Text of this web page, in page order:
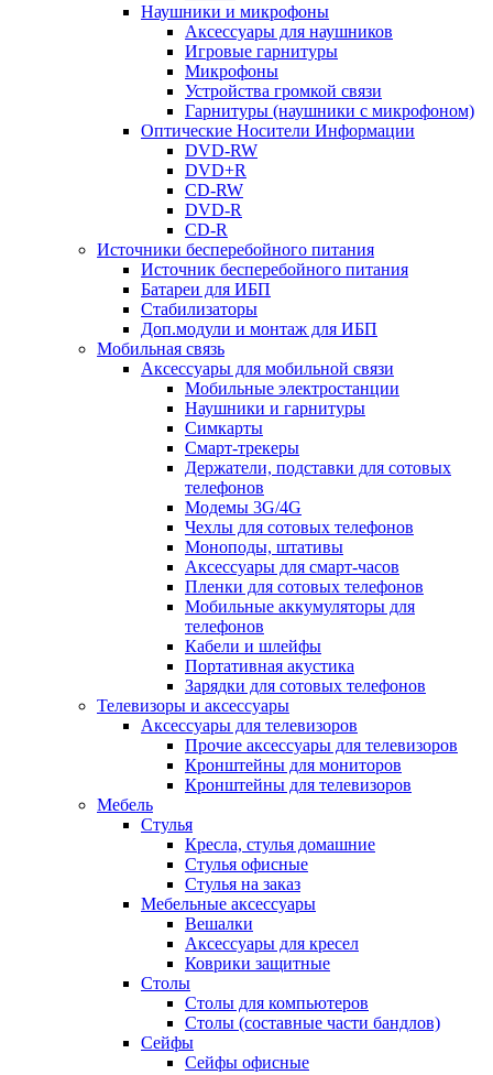
Наушники и микрофоны
Аксессуары для наушников
Игровые гарнитуры
Микрофоны
Устройства громкой связи
Гарнитуры (наушники с микрофоном)
Оптические Носители Информации
DVD-RW
DVD+R
CD-RW
DVD-R
CD-R
Источники бесперебойного питания
Источник бесперебойного питания
Батареи для ИБП
Стабилизаторы
Доп.модули и монтаж для ИБП
Мобильная связь
Аксессуары для мобильной связи
Мобильные электростанции
Наушники и гарнитуры
Симкарты
Смарт-трекеры
Держатели, подставки для сотовых
телефонов
Модемы 3G/4G
Чехлы для сотовых телефонов
Моноподы, штативы
Аксессуары для смарт-часов
Пленки для сотовых телефонов
Мобильные аккумуляторы для
телефонов
Кабели и шлейфы
Портативная акустика
Зарядки для сотовых телефонов
Телевизоры и аксессуары
Аксессуары для телевизоров
Прочие аксессуары для телевизоров
Кронштейны для мониторов
Кронштейны для телевизоров
Мебель
Стулья
Кресла, стулья домашние
Стулья офисные
Стулья на заказ
Мебельные аксессуары
Вешалки
Аксессуары для кресел
Коврики защитные
Столы
Столы для компьютеров
Столы (составные части бандлов)
Сейфы
Сейфы офисные